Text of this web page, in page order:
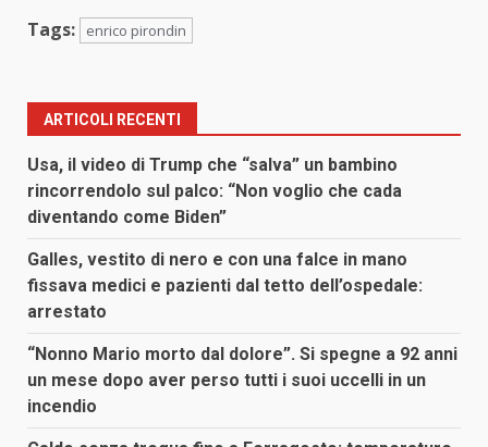
Tags: enrico pirondin
ARTICOLI RECENTI
Usa, il video di Trump che “salva” un bambino
rincorrendolo sul palco: “Non voglio che cada
diventando come Biden”
Galles, vestito di nero e con una falce in mano
fissava medici e pazienti dal tetto dell’ospedale:
arrestato
“Nonno Mario morto dal dolore”. Si spegne a 92 anni
un mese dopo aver perso tutti i suoi uccelli in un
incendio